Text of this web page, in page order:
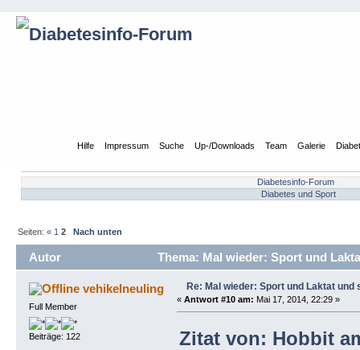
Hilfe Impressum Suche Up-/Downloads Team Galerie
Diabetesinfo-Forum
Diabetes und Sport
Seiten:« 1 2 Nach unten
Autor Thema: Mal wieder: Sport und
vehikelneuling
Full Member
Beiträge: 122
Re: Mal wieder: Sport und Laktat und
« Antwort #10 am: Mai 17, 2014, 22:29 »
Zitat von: Hobbit